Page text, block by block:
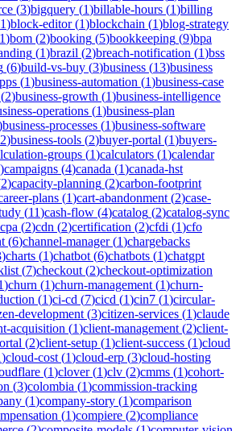
(3)bigquery (1)billable-hours (1)billing
1)block-editor(1)blockchain (1)blog-strategy
1)bom (2)booking (5)bookkeeping (9)bpa
(1)brazil (2)breach-notification (1)bss
(6)build-vs-buy (3)business (13)business
(1)business-automation (1)business-case
(2)business-growth (1)business-intelligence
operations (1)business-plan
business-processes (1)business-software
)business-tools (2)buyer-portal (1)buyers-
groups (1)calculators (1)calendar
)campaigns (4)canada (1)canada-hst
2)capacity-planning (2)carbon-footprint
plans (1)cart-abandonment (2)case-
(11)cash-flow (4)catalog (2)catalog-sync
(2)cdn (2)certification (2)cfdi (1)cfo
(6)channel-manager(1)chargebacks
)charts (1)chatbot (6)chatbots (1)chatgpt
(7)checkout (2)checkout-optimization
)churn (1)churn-management (1)churn-
(1)ci-cd (7)cicd (1)cin7 (1)circular-
development (3)citizen-services (1)claude
acquisition (1)client-management (2)client-
(2)client-setup (1)client-success (1)cloud
)cloud-cost (1)cloud-erp (3)cloud-hosting
(1)clover(1)clv (2)cmms (1)cohort-
(3)colombia (1)commission-tracking
(1)company-story (1)comparison
(1)compiere (2)compliance